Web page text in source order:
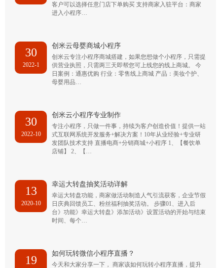
客户可以选择任意门店下单购买 支持商家入驻平台：商家
进入小程序…
30
2022-1
创米云母婴商城小程序
创米云专注小程序商城搭建，如果您想做个小程序，只需提
供营业执照，只需两三天即帮您可上线您的线上商城。 今
日案例：通惠优购 行业：零售线上商城 产品：美妆个护、
母婴用品…
30
2022-10
创米云小程序专业制作
专注小程序，只做一件事，持续为客户创造价值！提供一站
式互联网系统开发服务+解决方案！10年从业经验+专业研
发团队技术支持 直播电商+分销商城+小程序 1、【餐饮单
店铺】 2、【…
13
2020-10
幸运大转盘抽奖活动详解
幸运大转盘功能，商家做活动制造人气引流获客，企业节假
日庆典回馈员工、粉丝福利抽奖活动。 步骤01、进入后
台》功能》幸运大转盘》添加活动》设置活动的开始与结束
时间、每个…
19
如何玩转微信小程序直播？
今天和大家分享一下， 商家该如何玩转小程序直播，提升